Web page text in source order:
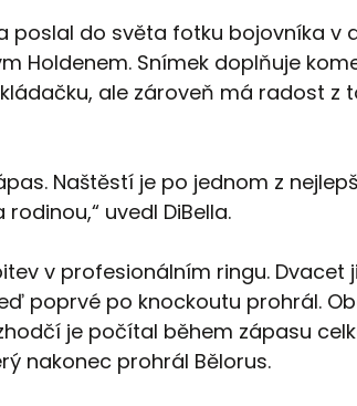
poslal do světa fotku bojovníka v
Holdenem. Snímek doplňuje
ale zároveň má radost z
Naštěstí je po jednom z
uvedl DiBella.
v profesionálním ringu. Dvacet
poprvé po knockoutu prohrál.
je počítal během zápasu
nakonec prohrál Bělorus.